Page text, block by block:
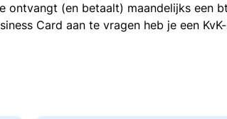
ontvangt (en betaalt) maandelijks een
Card aan te vragen heb je een